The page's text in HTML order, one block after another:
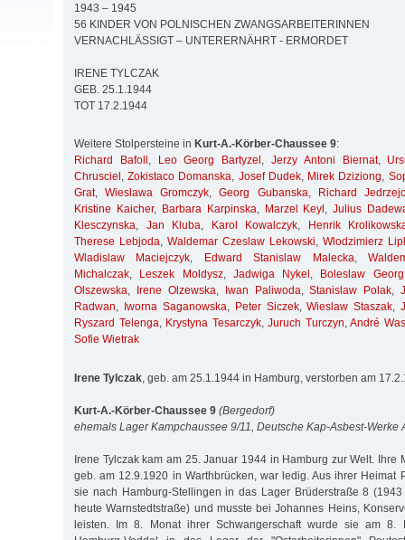
1943 – 1945
56 KINDER VON POLNISCHEN ZWANGSARBEITERINNEN
VERNACHLÄSSIGT – UNTERERNÄHRT - ERMORDET
IRENE TYLCZAK
GEB. 25.1.1944
TOT 17.2.1944
Weitere Stolpersteine in Kurt-A.-Körber-Chaussee 9:
Richard Bafoll , Leo Georg Bartyzel ,Jerzy Antoni Biernat,
Chrusciel ,Zokistaco Domanska, Josef Dudek, Mirek Dziziong,
Grat,Wieslawa Gromczyk,Georg Gubanska,
Richard
Kristine Kaicher, Barbara Karpinska, Marzel Keyl ,Julius
Klesczynska, Jan Kluba, Karol Kowalczyk,
Henrik
Therese Lebjoda, Waldemar Czeslaw Lekowski, Wlodzimierz
Wladislaw Maciejczyk, Edward Stanislaw Malecka,
Michalczak, Leszek Moldysz, Jadwiga Nykel ,
Boleslaw
Olszewska, Irene Olzewska, Iwan Paliwoda,Stanislaw Polak,
Radwan, Iworna Saganowska, Peter Siczek,Wieslaw Staszak,
Ryszard Telenga, Krystyna Tesarczyk,Juruch Turczyn,André
Sofie Wietrak
Irene Tylczak , geb. am 25.1.1944 in Hamburg, verstorben am
Kurt-A.-Körber-Chaussee 9 (Bergedorf)
ehemals Lager Kampchaussee 9/11, Deutsche Kap-Asbest-Werke
Irene Tylczak kam am 25. Januar 1944 in Hamburg zur Welt. Ihre
geb. am 12.9.1920 in Warthbrücken, war ledig. Aus ihrer Heimat
sie nach Hamburg-Stellingen in das Lager Brüderstraße 8 (1943
heute Warnstedtstraße) und musste bei Johannes Heins,
leisten. Im 8. Monat ihrer Schwangerschaft wurde sie am 8.